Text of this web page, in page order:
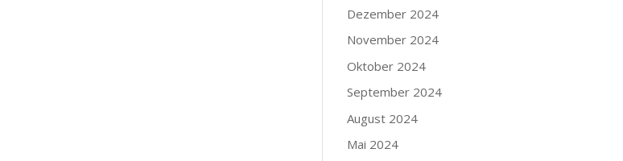
Dezember 2024
November 2024
Oktober 2024
September 2024
August 2024
Mai 2024